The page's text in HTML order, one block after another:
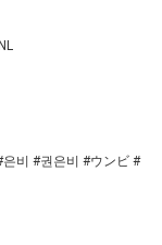
비 #권은비 #ウンビ #